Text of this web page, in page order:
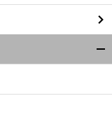
し
い
ウ
ィ
ン
ウ